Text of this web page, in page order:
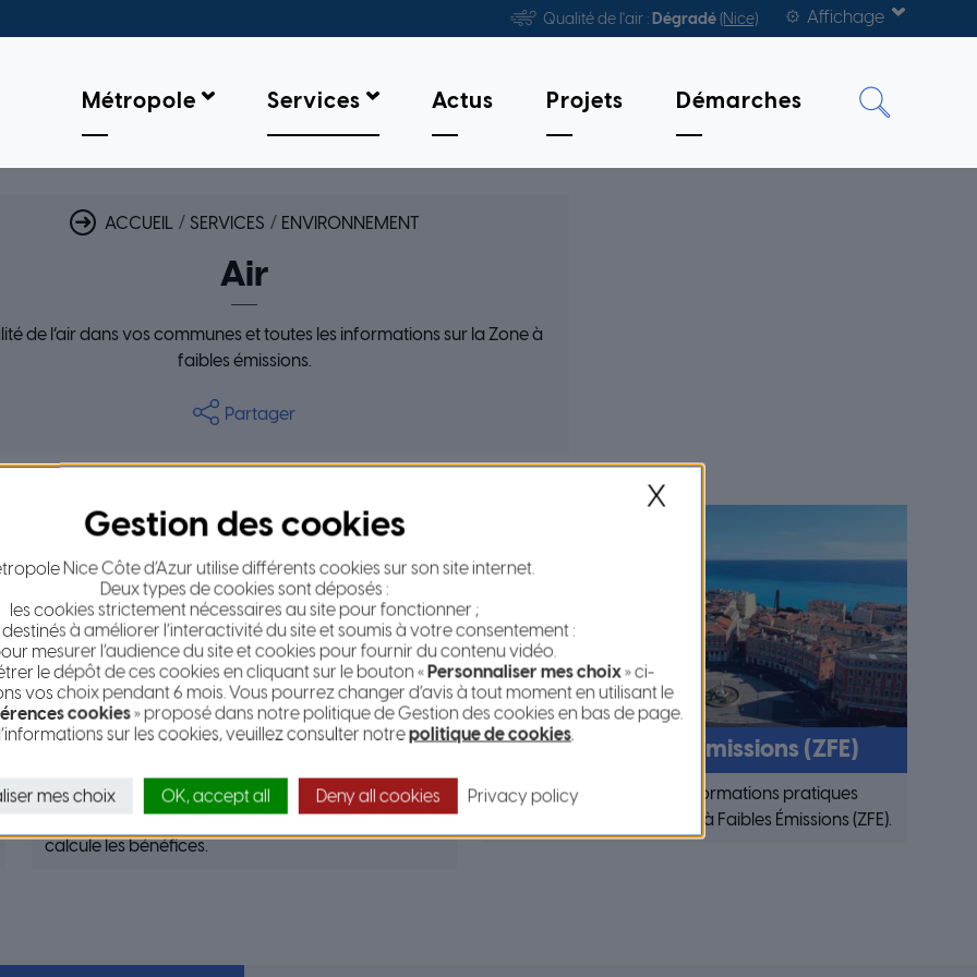
Qualité de l'air : Dégradé (Nice) Affichage
Métropole Services Actus Projets Démarches
ACCUEIL SERVICES ENVIRONNEMENT
AIR
Air
de l’air dans vos communes et toutes les informations sur la Zone à
faibles émissions.
Partager
Le plan d’action qualité de l’Air
Le nouveau Plan d’Action recense les actions de
calcule les bénéfices.
Zone à Faibles Émissions (ZFE)
Retrouvez toutes les informations pratiques
pour circuler dans la Zone à Faibles Émissions (ZFE).
X
Nice Côte d’Azur utilise différents cookies sur son site internet.
Deux types de cookies sont déposés :
les cookies strictement nécessaires au site pour fonctionner ;
destinés à améliorer l’interactivité du site et soumis à votre consentement :
mesurer l’audience du site et cookies pour fournir du contenu vidéo.
le dépôt de ces cookies en cliquant sur le bouton « Personnaliser mes choix» ci-
vos choix pendant 6 mois. Vous pourrez changer d’avis à tout moment en utilisant le
cookies» proposé dans notre politique de Gestion des cookies en bas de page.
sur les cookies, veuillez consulter notrepolitique de cookies.
mes choix OK, accept all Deny all cookies Privacy policy